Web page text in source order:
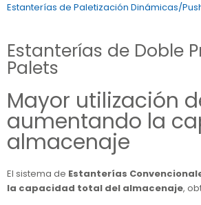
Estanterías de Paletización Dinámicas/
Estanterías de Doble
Palets
Mayor utilización
aumentando la
almacenaje
El sistema de Estanterías
la capacidad total del almacenaje,